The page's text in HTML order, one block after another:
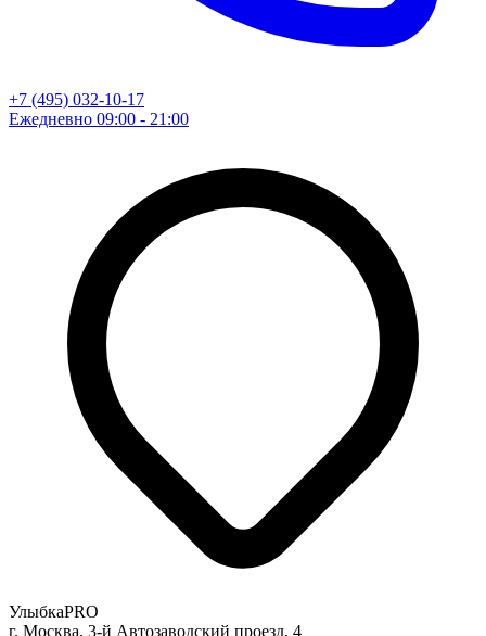
+7 (495) 032-10-17
Ежедневно 09:00 - 21:00
УлыбкаPRO
г. Москва, 3-й Автозаводский проезд, 4